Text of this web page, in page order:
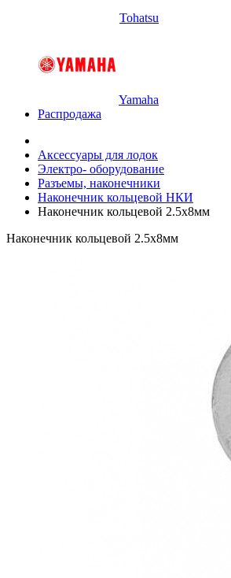
Tohatsu
Yamaha
Распродажа
Аксессуары для лодок
Электро- оборудование
Разъемы, наконечники
Наконечник кольцевой НКИ
Наконечник кольцевой 2.5х8мм
Наконечник кольцевой 2.5х8мм